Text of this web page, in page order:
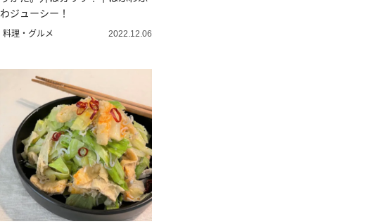
わジューシー！
料理・グルメ 2022.12.06